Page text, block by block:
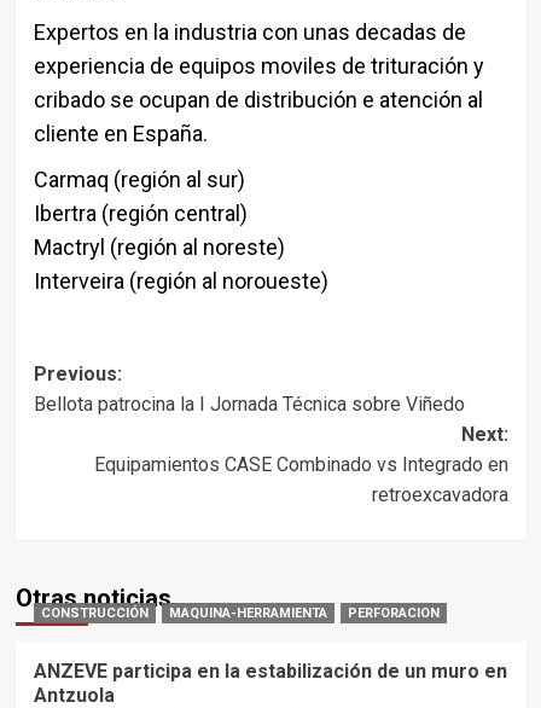
Expertos en la industria con unas decadas de
experiencia de equipos moviles de trituración y
cribado se ocupan de distribución e atención al
cliente en España.
Carmaq (región al sur)
Ibertra (región central)
Mactryl (región al noreste)
Interveira (región al noroueste)
Post
navigation
Previous:
Bellota patrocina la I Jornada Técnica sobre Viñedo
Next:
Equipamientos CASE Combinado vs Integrado en
retroexcavadora
Otras noticias
CONSTRUCCIÓN MAQUINA-HERRAMIENTA PERFORACION
ANZEVE participa en la estabilización de un muro en
Antzuola